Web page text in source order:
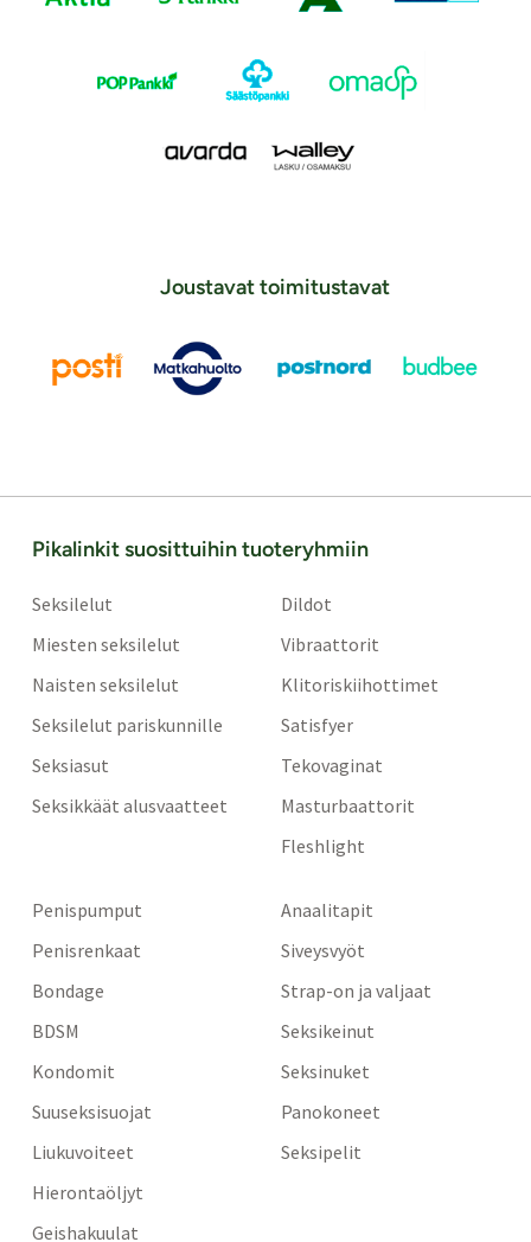
Joustavat toimitustavat
Pikalinkit suosittuihin tuoteryhmiin
Seksilelut
Miesten seksilelut
Naisten seksilelut
Seksilelut pariskunnille
Seksiasut
Seksikkäät alusvaatteet
Dildot
Vibraattorit
Klitoriskiihottimet
Satisfyer
Tekovaginat
Masturbaattorit
Fleshlight
Penispumput
Penisrenkaat
Bondage
BDSM
Kondomit
Suuseksisuojat
Liukuvoiteet
Hierontaöljyt
Geishakuulat
Anaalitapit
Siveysvyöt
Strap-on ja valjaat
Seksikeinut
Seksinuket
Panokoneet
Seksipelit